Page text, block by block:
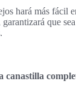
hará más fácil
que
canastilla